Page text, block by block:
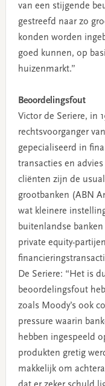
van een stijgende
gestreefd naar zo
konden worden
goed kunnen, op
huizenmarkt.”
Beoordelingsfout
Victor de Seriere, in
rechtsvoorganger
gepecialiseerd in
transacties en
cliënten zijn de
grootbanken (ABN
wat kleinere
buitenlandse
private equity-
De Seriere: “Het is
beoordelingsfout
zoals Moody’s ook
pressure waarin
hebben ingespeeld
produkten gretig
makkelijk om